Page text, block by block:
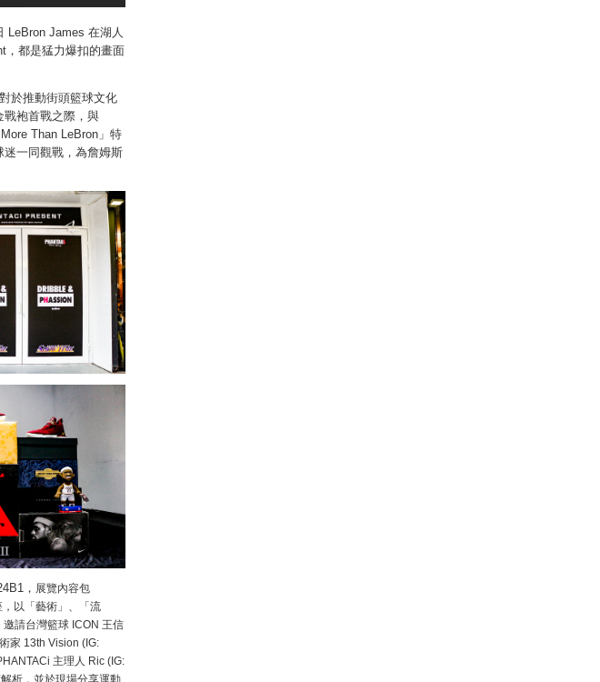
LeBron James 在湖人
，都是猛力爆扣的畫面
於推動街頭籃球文化
戰袍首戰之際，與
Than LeBron」特
迷一同觀戰，為詹姆斯
， 展覽內容包
以「藝術」、「流
請台灣籃球 ICON 王信
家 13th Vision (IG:
主理人 Ric (IG:
析，並於現場分享運動